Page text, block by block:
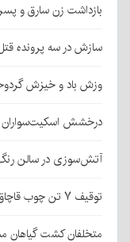
بازداشت زن سارق و پسر ۱۲ ساله‌اش در
سازش در سه پرونده
وزش باد و خیزش
درخشش اسکیت‌سواران
آتش‌سوزی در سالن رنگ
توقیف ۷ تن چوب قاچاق تاغ در رفسنجان
متخلفان کشت گیاهان